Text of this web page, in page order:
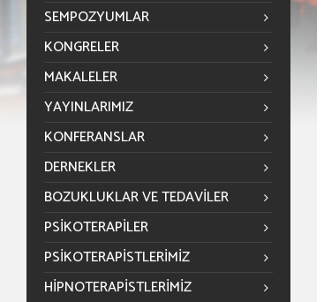
SEMPOZYUMLAR
KONGRELER
MAKALELER
YAYINLARIMIZ
KONFERANSLAR
DERNEKLER
BOZUKLUKLAR VE TEDAVILER
PSIKOTERAPILER
PSIKOTERAPISTLERIMIZ
HIPNOTERAPISTLERIMIZ